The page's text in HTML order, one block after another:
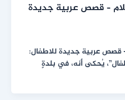
– قصص عربية جديدة
قصص عربية جديدة للاطفال:
يُحكى أنه، في بلدةٍ